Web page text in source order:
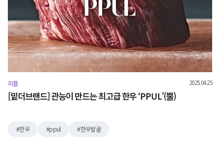
피플 2025.04.25
[밑더브랜드] 관능이 만드는 최고급 한우 ‘PPUL’(뿔)
한우 ppul 한우발골